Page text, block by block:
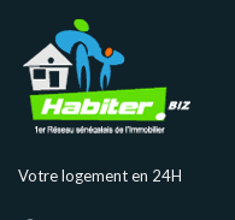
Votre logement en 24H